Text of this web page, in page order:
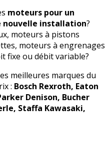
moteurs pour un
nouvelle installation?
moteurs à pistons
moteurs à engrenages
fixe ou débit variable?
meilleures marques du
: Bosch Rexroth, Eaton
Denison, Bucher
Staffa Kawasaki,